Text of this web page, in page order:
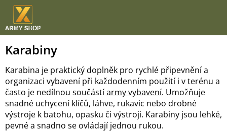
Přejít
obsah
Karabiny
Karabina je praktický doplněk pro rychlé připevnění a
organizaci vybavení při každodenním použití i v terénu a
často je nedílnou součástíarmy vybavení. Umožňuje
snadné uchycení klíčů, láhve, rukavic nebo drobné
výstroje k batohu, opasku či výstroji. Karabiny jsou lehké,
pevné a snadno se ovládají jednou rukou.